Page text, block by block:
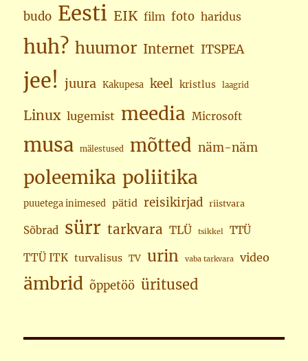
budo Eesti EIK film foto haridus
huh? huumor Internet ITSPEA
jee! juura Kakupesa keel kristlus laagrid
Linux lugemist meedia Microsoft
musa mälestused mõtted näm-näm
poleemika poliitika
puuetega inimesed pätid reisikirjad riistvara
Sõbrad sürr tarkvara TLÜ tsikkel TTÜ
TTÜ ITK turvalisus TV urin vaba tarkvara video
ämbrid õppetöö üritused